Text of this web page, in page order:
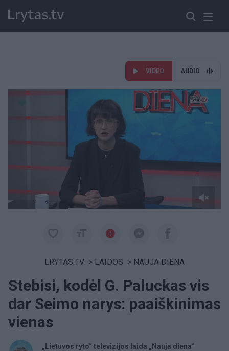
VIDEO AUDIO
LRYTAS.TV > LAIDOS > NAUJA DIENA
Stebisi, kodėl G. Paluckas vis
dar Seimo narys: paaiškinimas
vienas
„Lietuvos ryto“ televizijos laida „Nauja diena“